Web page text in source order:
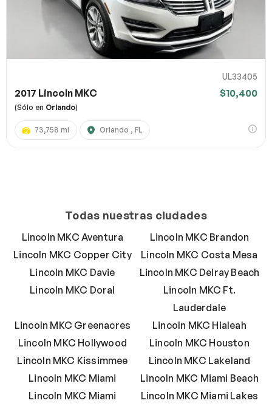
UL33405
2017 Lincoln MKC $10,400
(Sólo en Orlando)
73,758 mi Orlando , FL
Todas nuestras ciudades
Lincoln MKC Aventura
Lincoln MKC Brandon
Lincoln MKC Copper City
Lincoln MKC Costa Mesa
Lincoln MKC Davie
Lincoln MKC Delray Beach
Lincoln MKC Doral
Lincoln MKC Ft.
Lauderdale
Lincoln MKC Greenacres
Lincoln MKC Hialeah
Lincoln MKC Hollywood
Lincoln MKC Houston
Lincoln MKC Kissimmee
Lincoln MKC Lakeland
Lincoln MKC Miami
Lincoln MKC Miami Beach
Lincoln MKC Miami
Lincoln MKC Miami Lakes